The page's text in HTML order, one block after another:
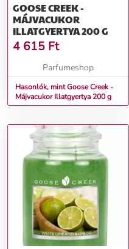
GOOSE CREEK -
MÁJVACUKOR
ILLATGYERTYA 200 G
4 615 Ft
Parfumeshop
Hasonlók, mint Goose Creek -
Májvacukor Illatgyertya 200 g